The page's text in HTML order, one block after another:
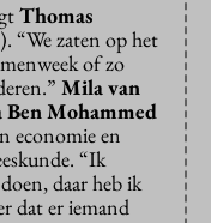
Thomas
“We zaten op het
of zo
Mila van
Ben Mohammed
economie en
“Ik
daar heb ik
dat er iemand